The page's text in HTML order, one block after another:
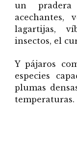
un
acechantes,
lagartijas,
insectos, el
Y pájaros
especies
plumas
temperaturas.